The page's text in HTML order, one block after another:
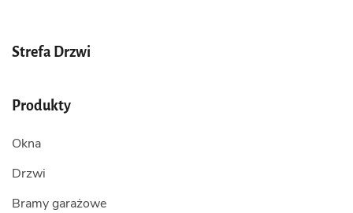
Strefa Drzwi
Produkty
Okna
Drzwi
Bramy garażowe